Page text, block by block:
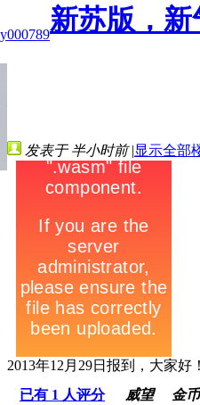
新苏版，新
发表于 半小时前 |显示全部
2013年12月29日报到，大家好！
已有 1 人评分 威望 金币